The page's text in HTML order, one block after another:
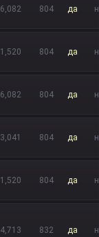
6,082 804 да
1,520 804 да
6,082 804 да
3,041 804 да
1,520 804 да
4,713 832 да